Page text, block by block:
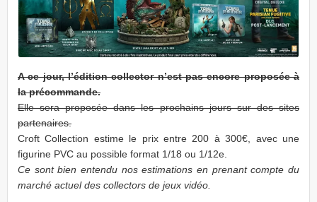
A ce jour, l’édition collector n’est pas encore proposée à
la précommande.
Elle sera proposée dans les prochains jours sur des sites
partenaires.
Croft Collection estime le prix entre 200 à 300€, avec une
figurine PVC au possible format 1/18 ou 1/12e.
Ce sont bien entendu nos estimations en prenant compte du
marché actuel des collectors de jeux vidéo.